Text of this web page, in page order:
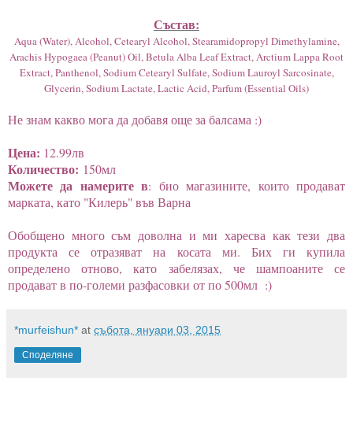
Състав:
Aqua (Water), Alcohol, Cetearyl Alcohol, Stearamidopropyl Dimethylamine,
Arachis Hypogaea (Peanut) Oil, Betula Alba Leaf Extract, Arctium Lappa Root
Extract, Panthenol, Sodium Cetearyl Sulfate, Sodium Lauroyl Sarcosinate,
Glycerin, Sodium Lactate, Lactic Acid, Parfum (Essential Oils)
Не знам какво мога да добавя още за балсама :)
Цена: 12.99лв
Количество: 150мл
Можете да намерите в: био магазините, които продават
марката, като "Килерь" във Варна
Обобщено много съм доволна и ми харесва как тези два
продукта се отразяват на косата ми. Бих ги купила
определено отново, като забелязах, че шампоаните се
продават в по-големи разфасовки от по 500мл :)
*murfeishun* at събота, януари 03, 2015
Споделяне